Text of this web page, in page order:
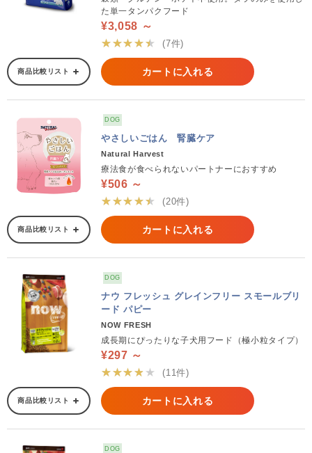
た単一タンパクフード
¥3,058 ～
★★★★★
(7件)
商品比較リスト カートに入れる
DOG
やさしいごはん 腎臓ケア
Natural Harvest
療法食が食べられないパートナーにおすすめ
¥506 ～
★★★★★
(20件)
商品比較リスト カートに入れる
DOG
ナウ フレッシュ グレインフリー スモールブリ
ード パピー
NOW FRESH
成長期にぴったりな子犬用フード（極小粒タイプ）
¥297 ～
★★★★★
(11件)
商品比較リスト カートに入れる
DOG